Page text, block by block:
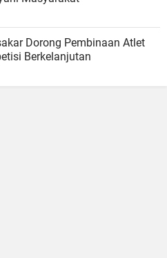
Dorong Pembinaan Atlet
Berkelanjutan